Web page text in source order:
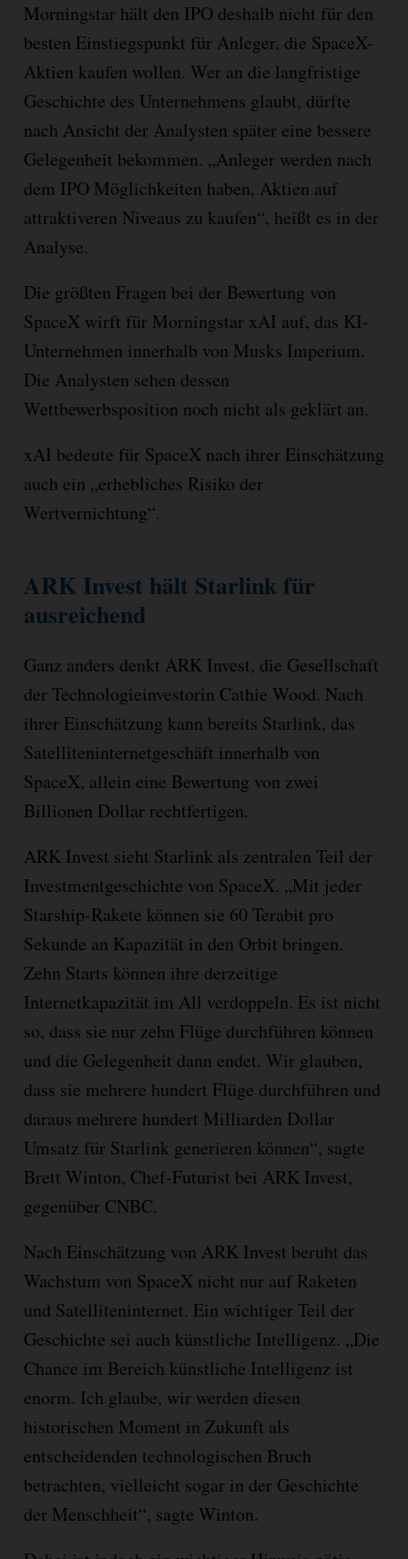
Morningstar hält den IPO deshalb nicht für den
besten Einstiegspunkt für Anleger, die SpaceX-
Aktien kaufen wollen. Wer an die langfristige
Geschichte des Unternehmens glaubt, dürfte
nach Ansicht der Analysten später eine bessere
Gelegenheit bekommen. „Anleger werden nach
dem IPO Möglichkeiten haben, Aktien auf
attraktiveren Niveaus zu kaufen“, heißt es in der
Analyse.
Die größten Fragen bei der Bewertung von
SpaceX wirft für Morningstar xAI auf, das KI-
Unternehmen innerhalb von Musks Imperium.
Die Analysten sehen dessen
Wettbewerbsposition noch nicht als geklärt an.
xAI bedeute für SpaceX nach ihrer Einschätzung
auch ein „erhebliches Risiko der
Wertvernichtung“.
ARK Invest hält Starlink für
ausreichend
Ganz anders denkt ARK Invest, die Gesellschaft
der Technologieinvestorin Cathie Wood. Nach
ihrer Einschätzung kann bereits Starlink, das
Satelliteninternetgeschäft innerhalb von
SpaceX, allein eine Bewertung von zwei
Billionen Dollar rechtfertigen.
ARK Invest sieht Starlink als zentralen Teil der
Investmentgeschichte von SpaceX. „Mit jeder
Starship-Rakete können sie 60 Terabit pro
Sekunde an Kapazität in den Orbit bringen.
Zehn Starts können ihre derzeitige
Internetkapazität im All verdoppeln. Es ist nicht
so, dass sie nur zehn Flüge durchführen können
und die Gelegenheit dann endet. Wir glauben,
dass sie mehrere hundert Flüge durchführen und
daraus mehrere hundert Milliarden Dollar
Umsatz für Starlink generieren können“, sagte
Brett Winton, Chef-Futurist bei ARK Invest,
gegenüber CNBC.
Nach Einschätzung von ARK Invest beruht das
Wachstum von SpaceX nicht nur auf Raketen
und Satelliteninternet. Ein wichtiger Teil der
Geschichte sei auch künstliche Intelligenz. „Die
Chance im Bereich künstliche Intelligenz ist
enorm. Ich glaube, wir werden diesen
historischen Moment in Zukunft als
entscheidenden technologischen Bruch
betrachten, vielleicht sogar in der Geschichte
der Menschheit“, sagte Winton.